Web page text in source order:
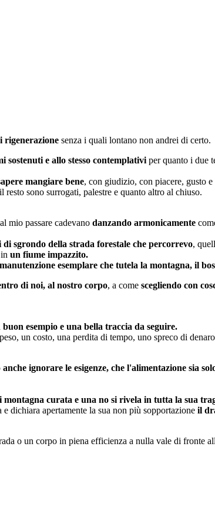
rigenerazione senza i quali lontano non andrei di certo.
sostenuti e allo stesso contemplativiper quanto i due
mangiare bene, con giudizio, con piacere, gusto
resto sono surrogati, palestre e quanto altro al chiuso.
mio passare cadevano danzando armonicamente
sgrondo della strada forestale che percorrevo,
un fiume impazzito.
esemplare che tutela la montagna, il
di noi, al nostro corpo, a come scegliendo con
buon esempio e una bella traccia da seguire.
un costo, una perdita di tempo, uno spreco di
ignorare le esigenze, che l'alimentazione sia
curata e una no si rivela in tutta la sua
dichiara apertamente la sua non più sopportazione il
o un corpo in piena efficienza a nulla vale di fronte